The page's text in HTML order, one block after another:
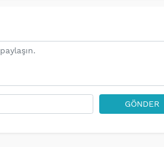
GÖNDER